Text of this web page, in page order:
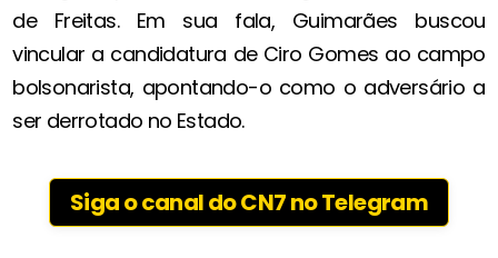
de Freitas. Em sua fala, Guimarães buscou
vincular a candidatura de Ciro Gomes ao campo
bolsonarista, apontando-o como o adversário a
ser derrotado no Estado.
Siga o canal do CN7 no Telegram